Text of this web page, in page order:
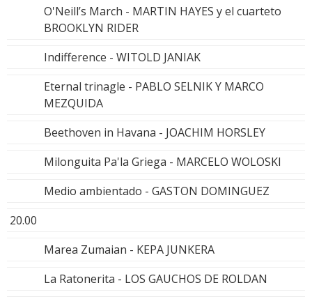
O'Neill’s March - MARTIN HAYES y el cuarteto
BROOKLYN RIDER
Indifference - WITOLD JANIAK
Eternal trinagle - PABLO SELNIK Y MARCO
MEZQUIDA
Beethoven in Havana - JOACHIM HORSLEY
Milonguita Pa'la Griega - MARCELO WOLOSKI
Medio ambientado - GASTON DOMINGUEZ
20.00
Marea Zumaian - KEPA JUNKERA
La Ratonerita - LOS GAUCHOS DE ROLDAN